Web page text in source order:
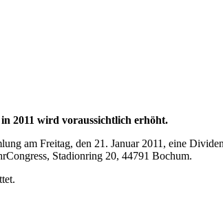
2011 wird voraussichtlich erhöht.
am Freitag, den 21. Januar 2011, eine
Stadionring 20, 44791 Bochum.